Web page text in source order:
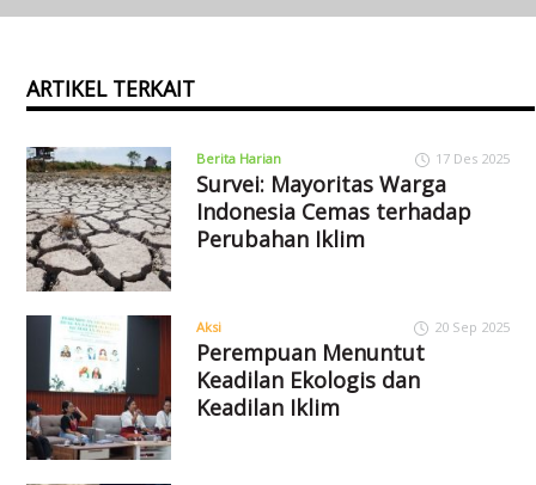
ARTIKEL TERKAIT
Berita Harian 17 Des 2025
Survei: Mayoritas Warga
Indonesia Cemas terhadap
Perubahan Iklim
Aksi 20 Sep 2025
Perempuan Menuntut
Keadilan Ekologis dan
Keadilan Iklim